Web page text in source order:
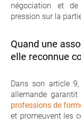
négociation et
pression sur la
Quand une
elle reconnue
Dans son article
allemande garantit
professions de
et promeuvent les